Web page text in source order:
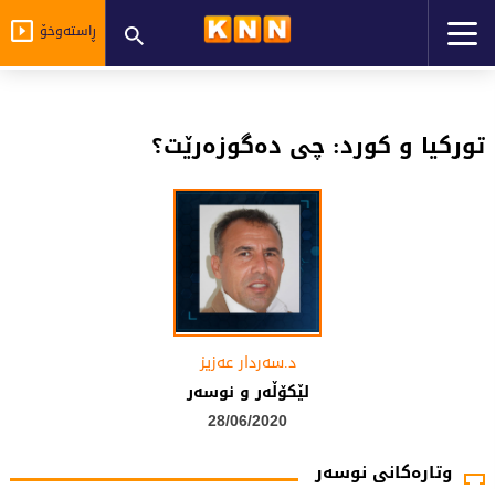
ڕاستەوخۆ
تورکیا و کورد: چی دەگوزەرێت؟
د.سه‌ردار عه‌زیز
لێكۆڵه‌ر و نوسه‌ر
28/06/2020
وتارەکانی نوسەر